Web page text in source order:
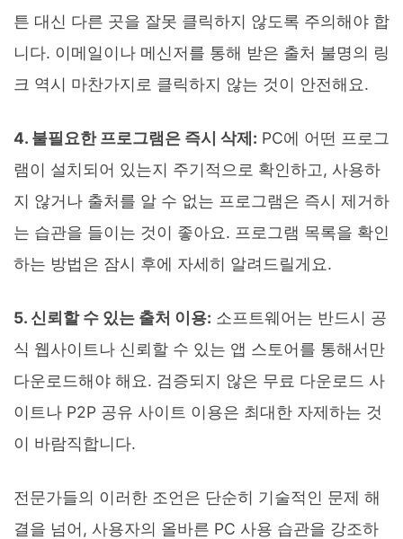
튼 대신 다른 곳을 잘못 클릭하지 않도록 주의해야 합
니다. 이메일이나 메신저를 통해 받은 출처 불명의 링
크 역시 마찬가지로 클릭하지 않는 것이 안전해요.
4. 불필요한 프로그램은 즉시 삭제: PC에 어떤 프로그
램이 설치되어 있는지 주기적으로 확인하고, 사용하
지 않거나 출처를 알 수 없는 프로그램은 즉시 제거하
는 습관을 들이는 것이 좋아요. 프로그램 목록을 확인
하는 방법은 잠시 후에 자세히 알려드릴게요.
5. 신뢰할 수 있는 출처 이용: 소프트웨어는 반드시 공
식 웹사이트나 신뢰할 수 있는 앱 스토어를 통해서만
다운로드해야 해요. 검증되지 않은 무료 다운로드 사
이트나 P2P 공유 사이트 이용은 최대한 자제하는 것
이 바람직합니다.
전문가들의 이러한 조언은 단순히 기술적인 문제 해
결을 넘어, 사용자의 올바른 PC 사용 습관을 강조하